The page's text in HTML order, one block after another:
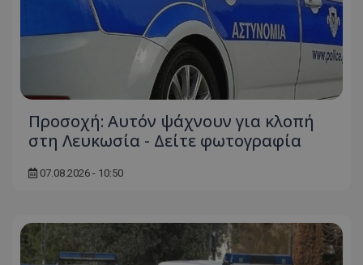
Προσοχή: Αυτόν ψάχνουν για κλοπή
στη Λευκωσία - Δείτε φωτογραφία
07.08.2026 - 10:50